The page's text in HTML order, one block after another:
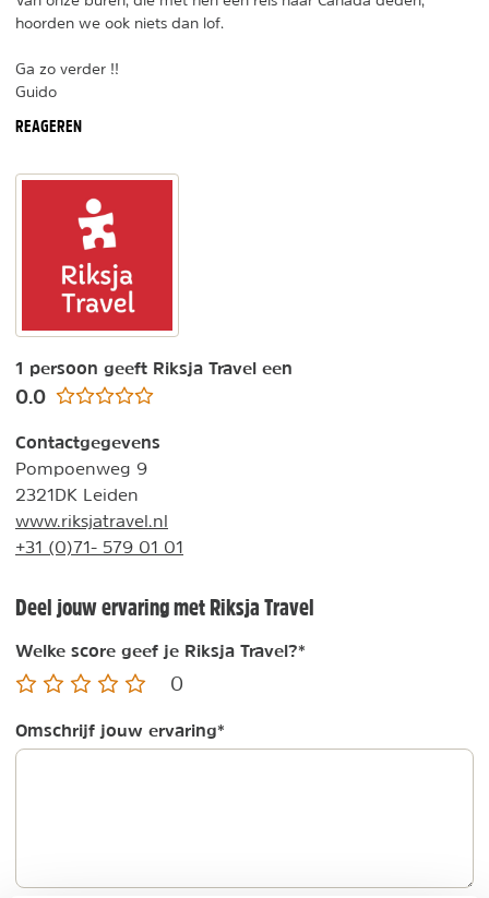
hoorden we ook niets dan lof.
Ga zo verder !!
Guido
REAGEREN
1 persoon geeft Riksja Travel een
0.0
Contactgegevens
Pompoenweg 9
2321DK Leiden
www.riksjatravel.nl
+31 (0)71- 579 01 01
Deel jouw ervaring met Riksja Travel
Welke score geef je Riksja Travel?*
0
Omschrijf jouw ervaring*